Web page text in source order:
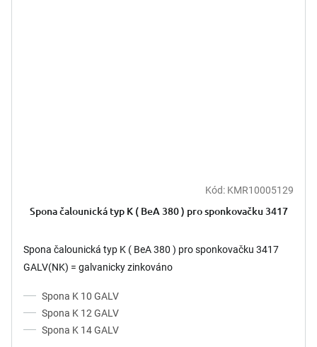
Kód: KMR10005129
Spona čalounická typ K ( BeA 380 ) pro sponkovačku 3417
Spona čalounická typ K ( BeA 380 ) pro sponkovačku 3417
GALV(NK) = galvanicky zinkováno
Spona K 10 GALV
Spona K 12 GALV
Spona K 14 GALV